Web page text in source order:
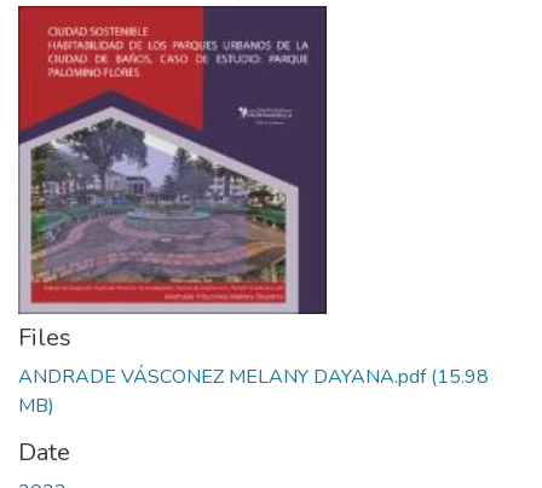
Files
ANDRADE VÁSCONEZ MELANY DAYANA.pdf(15.98
MB)
Date